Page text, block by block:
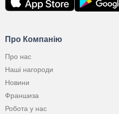
Про Компанію
Про нас
Наші нагороди
Новини
Франшиза
Робота у нас